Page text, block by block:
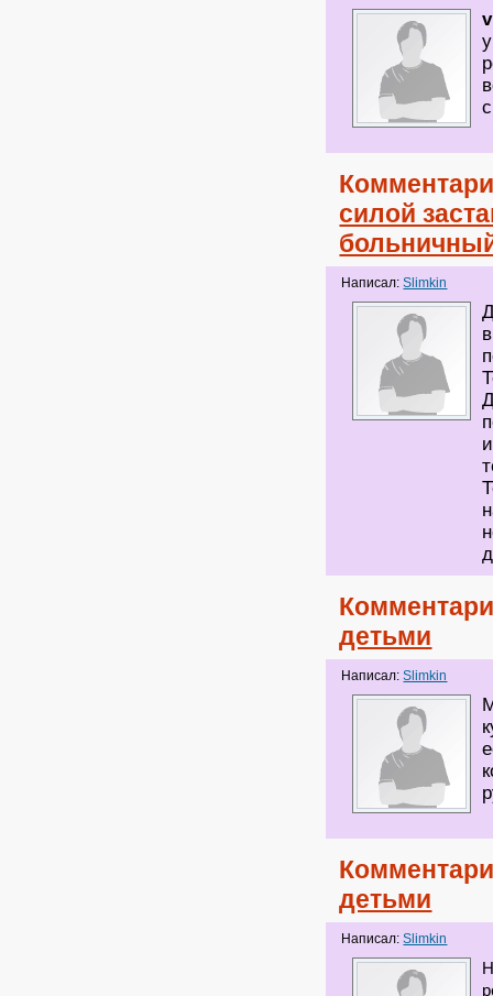
силой
Написал:Slimkin
детьми
Написал:Slimkin
детьми
Написал:Slimkin